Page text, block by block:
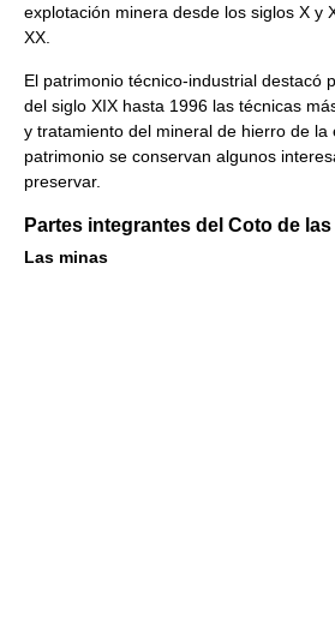
explotación minera desde los siglos X y
XX.
El patrimonio técnico-industrial destacó
del siglo XIX hasta 1996 las técnicas
y tratamiento del mineral de hierro de la
patrimonio se conservan algunos
preservar.
Partes integrantes del Coto de
Las minas